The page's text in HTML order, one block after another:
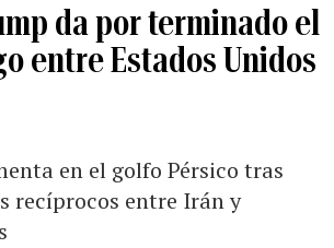
da por terminado el
entre Estados Unidos
en el golfo Pérsico tras
recíprocos entre Irán y